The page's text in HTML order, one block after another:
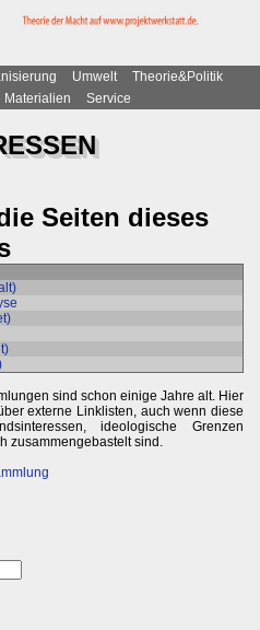
Umwelt
Theorie&Politik
Materialien
Service
Seiten dieses
sind schon einige Jahre alt. Hier
externe Linklisten, auch wenn diese
ideologische Grenzen
zusammengebastelt sind.